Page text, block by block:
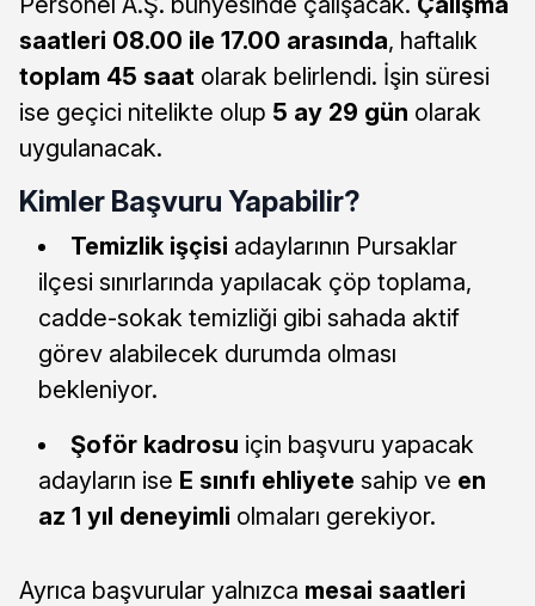
saatleri 08.00 ile 17.00 arasında, haftalık
toplam 45 saat olarak belirlendi. İşin süresi
ise geçici nitelikte olup 5 ay 29 gün olarak
uygulanacak.
Kimler Başvuru Yapabilir?
Temizlik işçisi adaylarının Pursaklar
ilçesi sınırlarında yapılacak çöp toplama,
cadde-sokak temizliği gibi sahada aktif
görev alabilecek durumda olması
bekleniyor.
Şoför kadrosu için başvuru yapacak
adayların ise E sınıfı ehliyete sahip ve en
az 1 yıl deneyimli olmaları gerekiyor.
Ayrıca başvurular yalnızca mesai saatleri